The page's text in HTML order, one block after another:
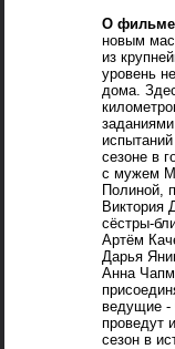
О фильме
новым
из
уровень
дома.
сезоне в
с мужем
Полиной,
Виктория
сёстры-
Артём
Дарья
Анна
ведущие -
проведут
сезон в